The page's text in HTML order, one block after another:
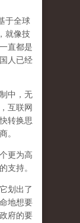
于全球
就像技
直都是
人已经
中，无
互联网
转换思
。
更为高
支持。
划出了
地想要
府的要